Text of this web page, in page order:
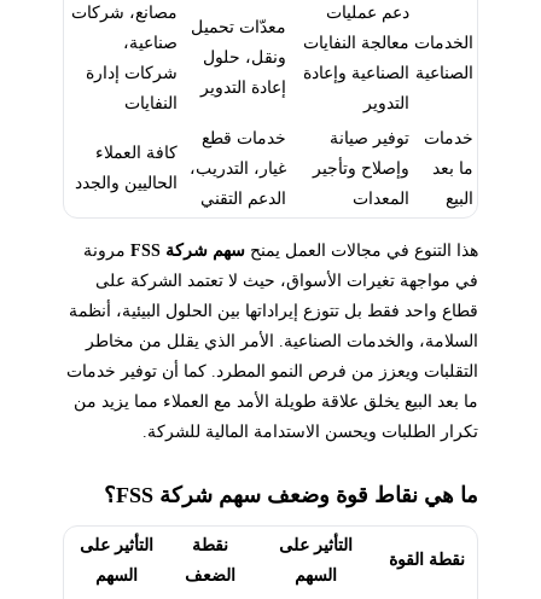
الخدمات
الصناعية
دعم عمليات
معالجة النفايات
الصناعية وإعادة
التدوير
معدّات تحميل
ونقل، حلول
إعادة التدوير
مصانع، شركات
صناعية،
شركات إدارة
النفايات
خدمات
ما بعد
البيع
توفير صيانة
وإصلاح وتأجير
المعدات
خدمات قطع
غيار، التدريب،
الدعم التقني
كافة العملاء
الحاليين والجدد
هذا التنوع في مجالات العمل يمنح سهم شركة FSS
مرونة
في مواجهة تغيرات الأسواق، حيث لا تعتمد الشركة على
قطاع واحد فقط بل تتوزع إيراداتها بين الحلول البيئية، أنظمة
السلامة، والخدمات الصناعية. الأمر الذي يقلل من مخاطر
التقلبات ويعزز من فرص النمو المطرد. كما أن توفير خدمات
ما بعد البيع يخلق علاقة طويلة الأمد مع العملاء مما يزيد من
تكرار الطلبات ويحسن الاستدامة المالية للشركة.
ما هي نقاط قوة وضعف سهم شركة FSS؟
نقطة القوة
التأثير على
السهم
نقطة
الضعف
التأثير على
السهم